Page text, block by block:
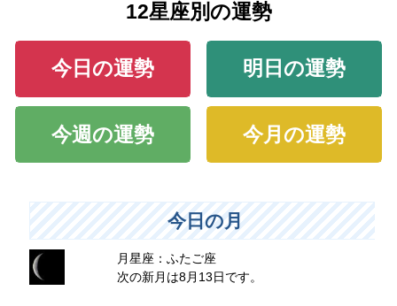
12星座別の運勢
今日の運勢 明日の運勢
今週の運勢 今月の運勢
今日の月
月星座：ふたご座
次の新月は8月13日です。